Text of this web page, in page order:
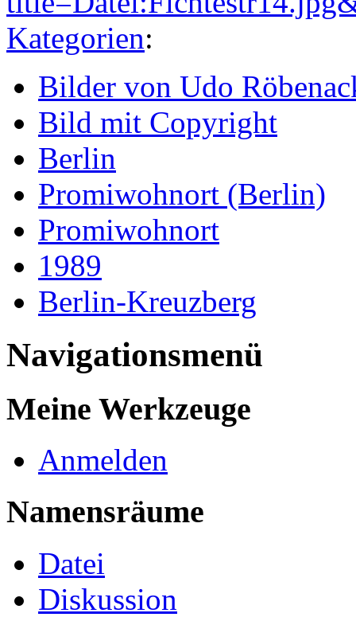
Kategorien:
Bilder von Udo
Bild mit Copyright
Berlin
Promiwohnort (Berlin)
Promiwohnort
1989
Berlin-Kreuzberg
Navigationsmenü
Meine Werkzeuge
Anmelden
Namensräume
Datei
Diskussion